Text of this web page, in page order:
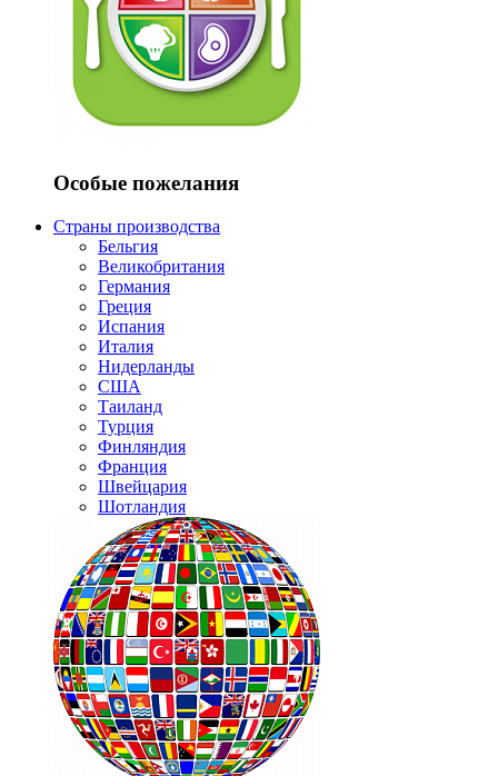
Особые пожелания
Страны производства
Бельгия
Великобритания
Германия
Греция
Испания
Италия
Нидерланды
США
Таиланд
Турция
Финляндия
Франция
Швейцария
Шотландия